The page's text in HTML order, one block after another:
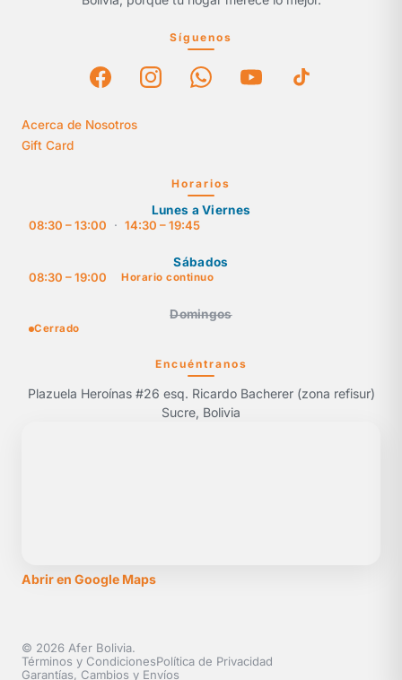
Síguenos
Acerca de Nosotros
Gift Card
Horarios
Lunes a Viernes
08:30 – 13:00
· 14:30 – 19:45
Sábados
08:30 – 19:00
Horario continuo
Domingos
Cerrado
Encuéntranos
Plazuela Heroínas #26 esq. Ricardo Bacherer (zona refisur)
Sucre, Bolivia
Abrir en Google Maps
© 2026 Afer Bolivia.
Términos y CondicionesPolítica de Privacidad
Garantías, Cambios y Envíos